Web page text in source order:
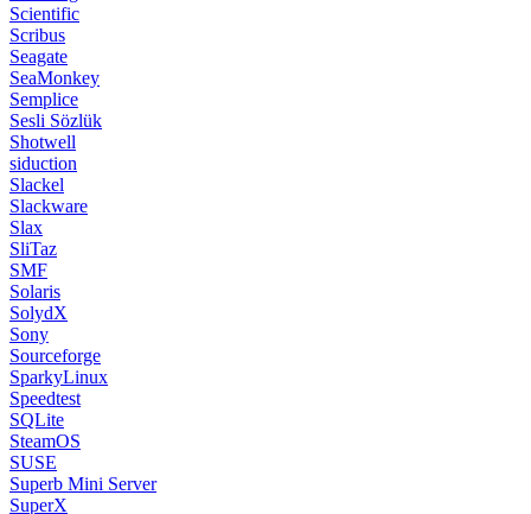
Scientific
Scribus
Seagate
SeaMonkey
Semplice
Sesli Sözlük
Shotwell
siduction
Slackel
Slackware
Slax
SliTaz
SMF
Solaris
SolydX
Sony
Sourceforge
SparkyLinux
Speedtest
SQLite
SteamOS
SUSE
Superb Mini Server
SuperX